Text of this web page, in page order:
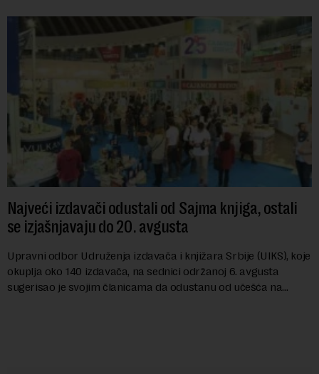
Najveći izdavači odustali od Sajma knjiga, ostali
se izjašnjavaju do 20. avgusta
Upravni odbor Udruženja izdavača i knjižara Srbije (UIKS), koje
okuplja oko 140 izdavača, na sednici održanoj 6. avgusta
sugerisao je svojim članicama da odustanu od učešća na